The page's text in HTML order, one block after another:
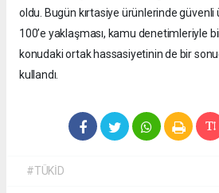
oldu. Bugün kırtasiye ürünlerinde güvenli
100’e yaklaşması, kamu denetimleriyle
konudaki ortak hassasiyetinin de bir
kullandı.
#TÜKİD